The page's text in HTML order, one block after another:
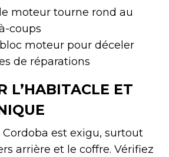
moteur tourne rond au
coups
moteur pour déceler
de réparations
L’HABITACLE ET
Cordoba est exigu, surtout
arrière et le coffre. Vérifiez